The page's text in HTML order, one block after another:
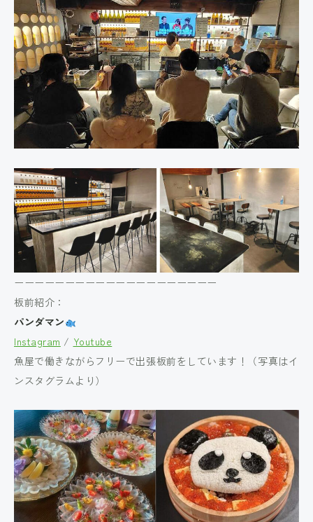
ーーーーーーーーーーーーーーーーーーーー
板前紹介：
パンダマン
Instagram / Youtube
魚屋で働きながらフリーで出張板前をしています！（写真はイ
ンスタグラムより）